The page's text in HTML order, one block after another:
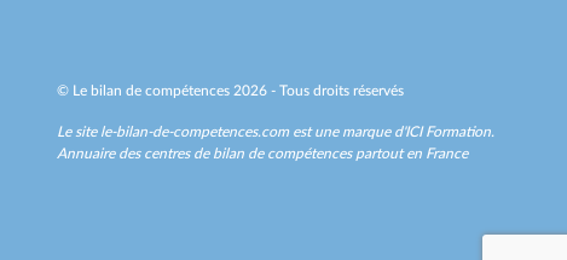
© Le bilan de compétences 2026 - Tous droits réservés
Le site le-bilan-de-competences.com est une marque d'ICI Formation.
Annuaire des centres de bilan de compétences partout en France